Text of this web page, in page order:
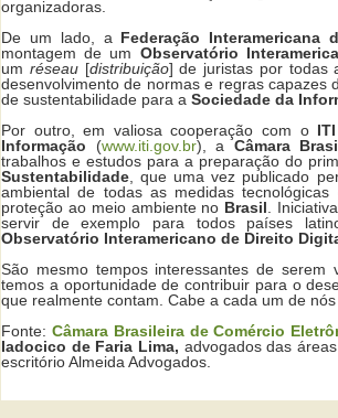
organizadoras.
De um lado, a Federação Interamericana
montagem de um Observatório
um réseau [distribuição] de juristas por todas
desenvolvimento de normas e regras
de sustentabilidade para a Sociedade da
Por outro, em valiosa cooperação com o ITI
Informação (www.iti.gov.br), aCâmara
trabalhos e estudos para a preparação do
Sustentabilidade , que uma vez publicado
ambiental de todas as medidas
proteção ao meio ambiente no Brasil .
servir de exemplo para todos países
Observatório Interamericano de Direito
São mesmo tempos interessantes de serem
temos a oportunidade de contribuir para o
que realmente contam. Cabe a cada um de
Fonte: Câmara Brasileira de Comércio
Iadocico de Faria Lima, advogados das
escritório Almeida Advogados